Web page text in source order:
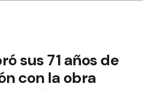
sus 71 años de
con la obra